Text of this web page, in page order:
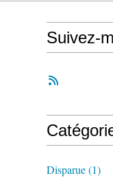
Suivez-
Disparue(1)